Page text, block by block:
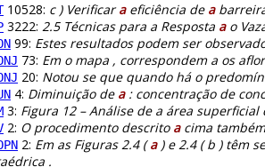
10528: c ) Verificaraeficiência de a
3222: 2.5 Técnicas para a Resposta ao
99: Estes resultados podem ser
73: Em o mapa , correspondem a os
20: Notou se que quando há o
4: Diminuição de a: concentração de
3: Figura 12 – Análise de a área
2: O procedimento descrito acima
2: Em as Figuras 2.4 (a) e 2.4 ( b ) têm
.